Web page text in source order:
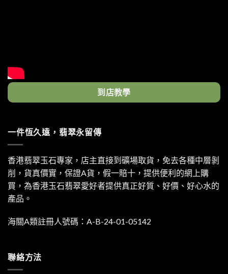
到店教學
一件恆久遠，翡翠永留傳
香港翡翠玉石專家，店主直接到礦場取貨，免去各種中層剝
削，貨真價實，保證A貨，假一賠十，提供便利的網上購
買，為香港玉石翡翠愛好者提供真正好質、好價、好心水的
產品。
海關A類註冊人號碼：A-B-24-01-05142
聯絡方法